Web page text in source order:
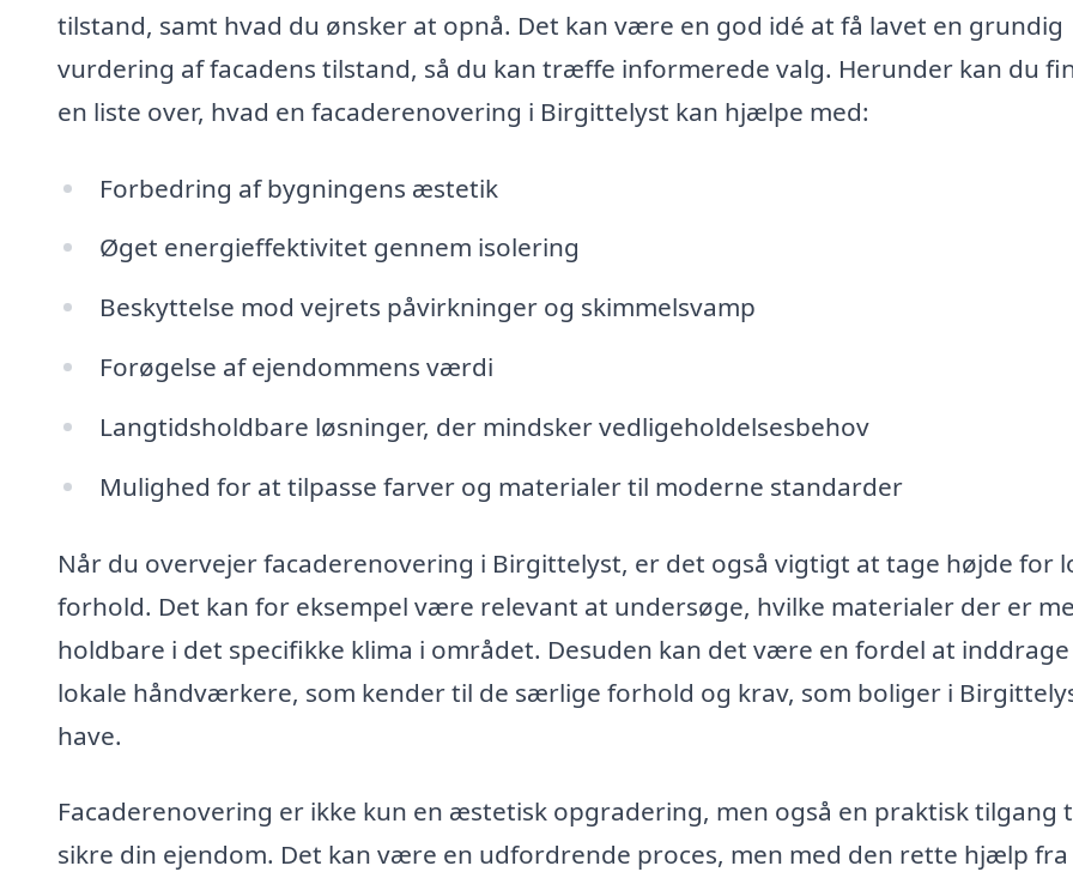
tilstand, samt hvad du ønsker at opnå. Det kan være en god idé at få lavet en grundig
vurdering af facadens tilstand, så du kan træffe informerede valg. Herunder kan du
en liste over, hvad en facaderenovering i Birgittelyst kan hjælpe med:
Forbedring af bygningens æstetik
Øget energieffektivitet gennem isolering
Beskyttelse mod vejrets påvirkninger og skimmelsvamp
Forøgelse af ejendommens værdi
Langtidsholdbare løsninger, der mindsker vedligeholdelsesbehov
Mulighed for at tilpasse farver og materialer til moderne standarder
Når du overvejer facaderenovering i Birgittelyst, er det også vigtigt at tage højde for
forhold. Det kan for eksempel være relevant at undersøge, hvilke materialer der er
holdbare i det specifikke klima i området. Desuden kan det være en fordel at inddrage
lokale håndværkere, som kender til de særlige forhold og krav, som boliger i
have.
Facaderenovering er ikke kun en æstetisk opgradering, men også en praktisk tilgang
sikre din ejendom. Det kan være en udfordrende proces, men med den rette hjælp fra